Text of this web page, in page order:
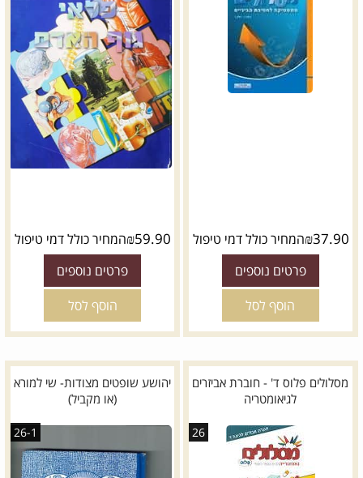
₪37.90 המחיר כולל דמי טיפול
פרטים נוספים
הוסף לסל
₪59.90 המחיר כולל דמי טיפול
פרטים נוספים
הוסף לסל
מסלולים פלוס ד' - חוברת אביזרים
לגיאומטריה
26
יהושע שופטים מצודות- שי למורא
(או מקביל)
26-1